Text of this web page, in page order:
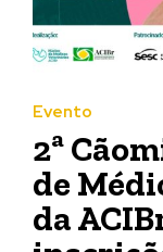
Evento
2ª
de
da